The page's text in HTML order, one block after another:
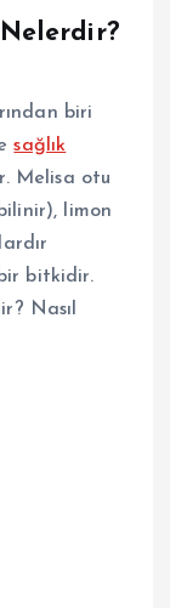
Nelerdir?
biri
sağlık
Melisa otu
limon
bitkidir.
Nasıl